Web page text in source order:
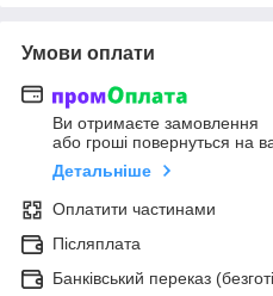
Умови оплати
Ви отримаєте замовлення
або гроші повернуться на
Детальніше
Оплатити частинами
Післяплата
Банківський переказ